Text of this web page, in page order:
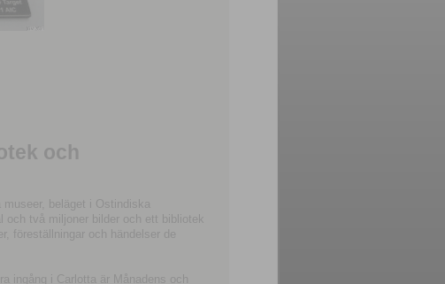
och
beläget i Ostindiska
två miljoner bilder och ett bibliotek
föreställningar och händelser de
ingång i Carlotta är Månadens och